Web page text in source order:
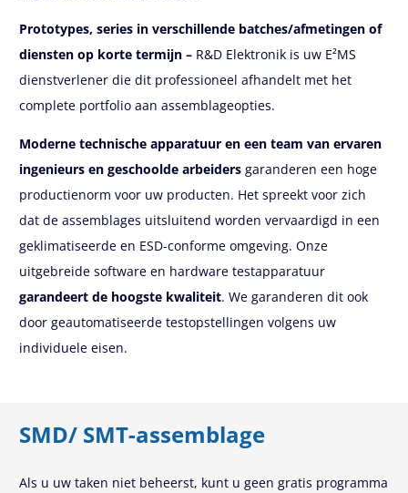
Prototypes, series in verschillende batches/afmetingen of
diensten op korte termijn – R&D Elektronik is uw E²MS
dienstverlener die dit professioneel afhandelt met het
complete portfolio aan assemblageopties.
Moderne technische apparatuur en een team van ervaren
ingenieurs en geschoolde arbeiders garanderen een hoge
productienorm voor uw producten. Het spreekt voor zich
dat de assemblages uitsluitend worden vervaardigd in een
geklimatiseerde en ESD-conforme omgeving. Onze
uitgebreide software en hardware testapparatuur
garandeert de hoogste kwaliteit. We garanderen dit ook
door geautomatiseerde testopstellingen volgens uw
individuele eisen.
SMD/ SMT-assemblage
Als u uw taken niet beheerst, kunt u geen gratis programma